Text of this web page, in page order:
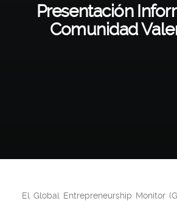
Presentación
Comunidad
El Global Entrepreneurship Monitor